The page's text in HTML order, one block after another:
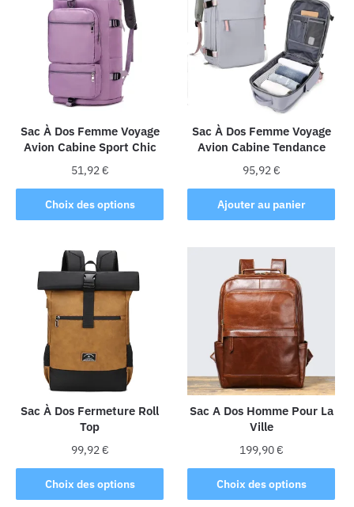
Sac À Dos Femme Voyage
Avion Cabine Sport Chic
51,92 €
Choix des options
Ce
produit
plusieurs
variations.
Les
options
peuvent
être
choisies
sur
la
page
du
produit
Sac À Dos Femme Voyage
Avion Cabine Tendance
95,92 €
Ajouter au panier
Sac À Dos Fermeture Roll
Top
99,92€
Choix des options
Ce
produit
Sac A Dos Homme Pour La
Ville
199,90€
Choix des options
Ce
produit